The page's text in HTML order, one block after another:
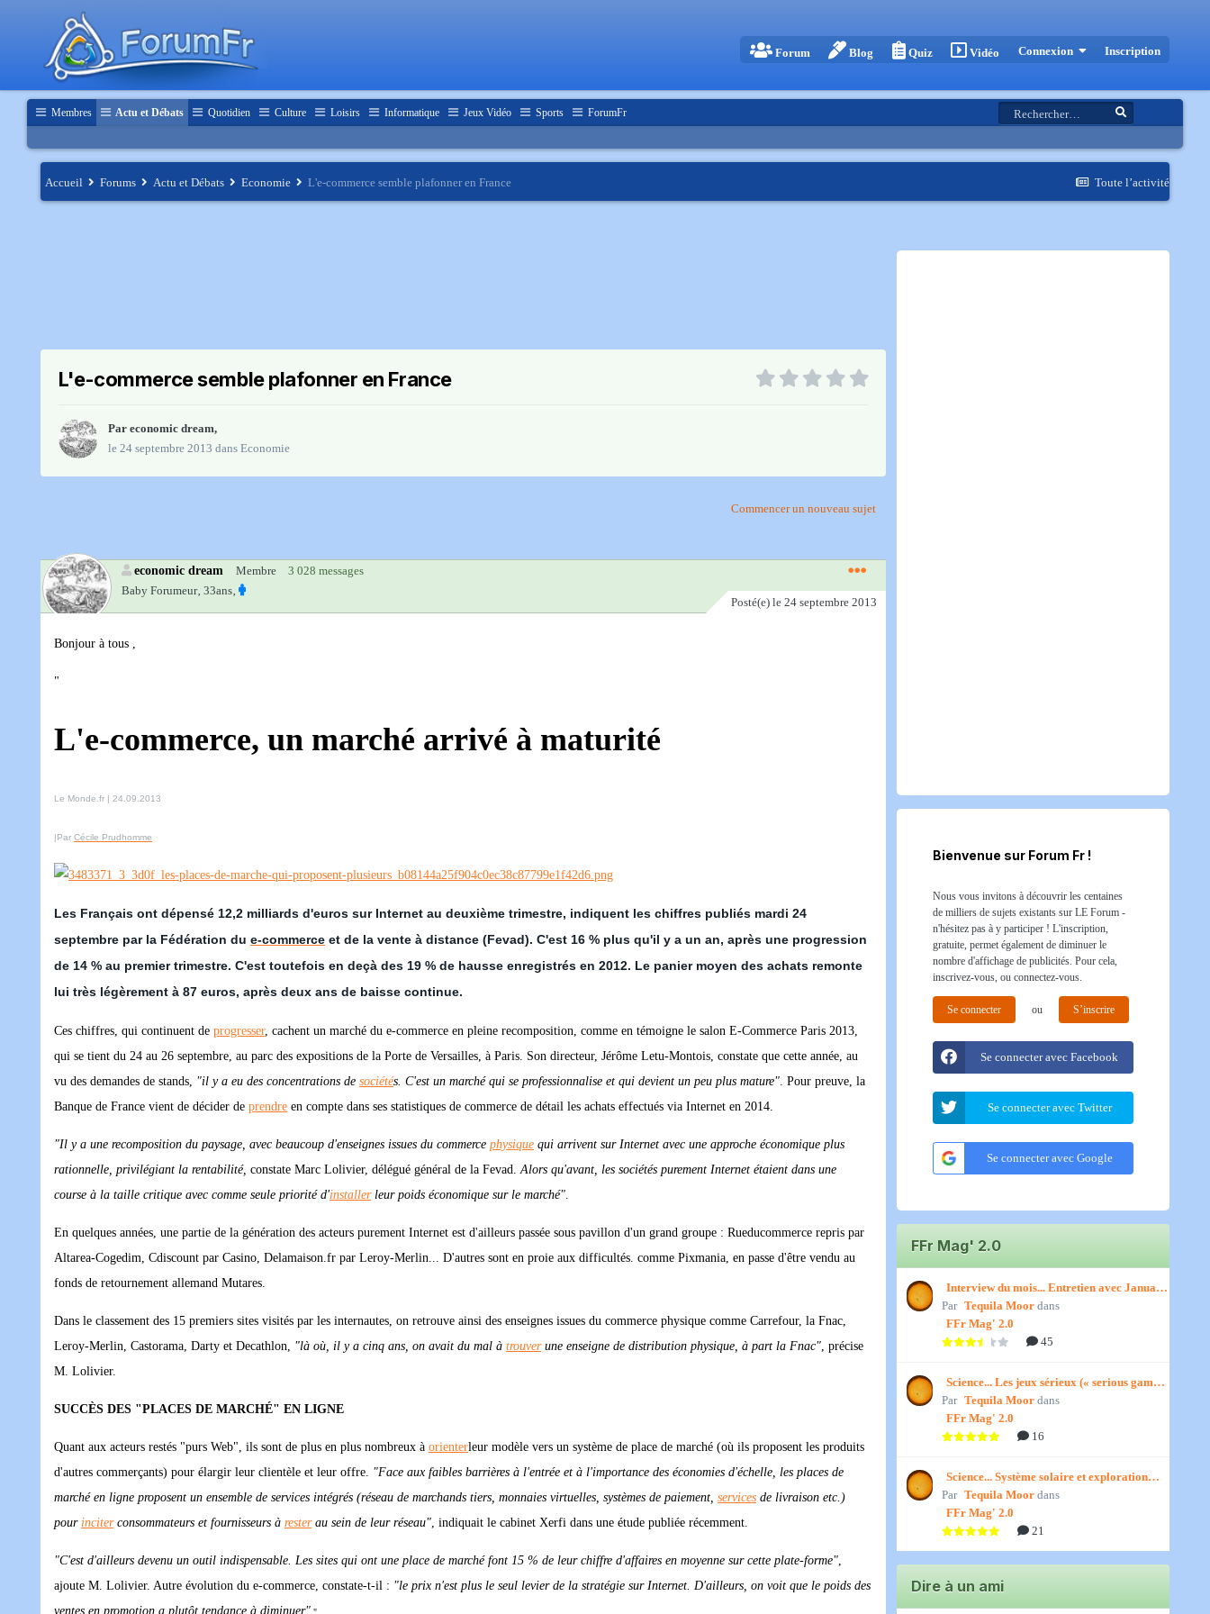
Forum Blog Quiz Vidéo Connexion Inscription
Membres Actu et Débats Quotidien Culture Loisirs Informatique Jeux Vidéo Sports ForumFr
Toute l’activité
Accueil Forums Actu et Débats Economie L'e-commerce semble plafonner en France
L'e-commerce semble plafonner en France
Par economic dream,
le 24 septembre 2013 dans Economie
Commencer un nouveau sujet
economic dream Membre
3 028 messages
Baby Forumeur‚ 33ans‚
Posté(e) le 24 septembre 2013
Bonjour à tous ,
"
L'e-commerce, un marché arrivé à maturité
Le Monde.fr | 24.09.2013
|Par Cécile Prudhomme
Les Français ont dépensé 12,2 milliards d'euros sur Internet au deuxième trimestre, indiquent les chiffres publiés mardi 24
septembre par la Fédération du e-commerce et de la vente à distance (Fevad). C'est 16 % plus qu'il y a un an, après une progression
de 14 % au premier trimestre. C'est toutefois en deçà des 19 % de hausse enregistrés en 2012. Le panier moyen des achats remonte
lui très légèrement à 87 euros, après deux ans de baisse continue.
Ces chiffres, qui continuent de progresser, cachent un marché du e-commerce en pleine recomposition, comme en témoigne le salon E-Commerce Paris 2013,
qui se tient du 24 au 26 septembre, au parc des expositions de la Porte de Versailles, à Paris. Son directeur, Jérôme Letu-Montois, constate que cette année, au
vu des demandes de stands, "il y a eu des concentrations de sociétés. C'est un marché qui se professionnalise et qui devient un peu plus mature". Pour preuve, la
Banque de France vient de décider de prendre en compte dans ses statistiques de commerce de détail les achats effectués via Internet en 2014.
"Il y a une recomposition du paysage, avec beaucoup d'enseignes issues du commerce physique qui arrivent sur Internet avec une approche économique plus
rationnelle, privilégiant la rentabilité, constate Marc Lolivier, délégué général de la Fevad. Alors qu'avant, les sociétés purement Internet étaient dans une
course à la taille critique avec comme seule priorité d'installerleur poids économique sur le marché".
En quelques années, une partie de la génération des acteurs purement Internet est d'ailleurs passée sous pavillon d'un grand groupe : Rueducommerce repris par
Altarea-Cogedim, Cdiscount par Casino, Delamaison.fr par Leroy-Merlin... D'autres sont en proie aux difficultés. comme Pixmania, en passe d'être vendu au
fonds de retournement allemand Mutares.
Dans le classement des 15 premiers sites visités par les internautes, on retrouve ainsi des enseignes issues du commerce physique comme Carrefour, la Fnac,
Leroy-Merlin, Castorama, Darty et Decathlon, "là où, il y a cinq ans, on avait du mal à trouverune enseigne de distribution physique, à part la Fnac", précise
M. Lolivier.
SUCCÈS DES "PLACES DE MARCHÉ" EN LIGNE
Quant aux acteurs restés "purs Web", ils sont de plus en plus nombreux à orienterleur modèle vers un système de place de marché (où ils proposent les produits
d'autres commerçants) pour élargir leur clientèle et leur offre. "Face aux faibles barrières à l'entrée et à l'importance des économies d'échelle, les places de
marché en ligne proposent un ensemble de services intégrés (réseau de marchands tiers, monnaies virtuelles, systèmes de paiement, services de livraison etc.)
pour inciterconsommateurs et fournisseurs à resterau sein de leur réseau", indiquait le cabinet Xerfi dans une étude publiée récemment.
"C'est d'ailleurs devenu un outil indispensable. Les sites qui ont une place de marché font 15 % de leur chiffre d'affaires en moyenne sur cette plate-forme",
ajoute M. Lolivier. Autre évolution du e-commerce, constate-t-il : "le prix n'est plus le seul levier de la stratégie sur Internet. D'ailleurs, on voit que le poids des
ventes en promotion a plutôt tendance à diminuer" ."
Bienvenue sur Forum Fr !
Nous vous invitons à découvrir les centaines
de milliers de sujets existants sur LE Forum -
n'hésitez pas à y participer ! L'inscription,
gratuite, permet également de diminuer le
nombre d'affichage de publicités. Pour cela,
inscrivez-vous, ou connectez-vous.
Se connecter ou S’inscrire
Se connecter avec Facebook
Se connecter avec Twitter
Se connecter avec Google
FFr Mag' 2.0
Interview du mois... Entretien avec January,
par Titenath
Par Tequila Moor dans
FFr Mag' 2.0
45
Science... Les jeux sérieux (« serious games
») par Jedino
Par Tequila Moor dans
FFr Mag' 2.0
16
Science... Système solaire et exploration
spatiale, par Jedino
Par Tequila Moor dans
FFr Mag' 2.0
21
Dire à un ami